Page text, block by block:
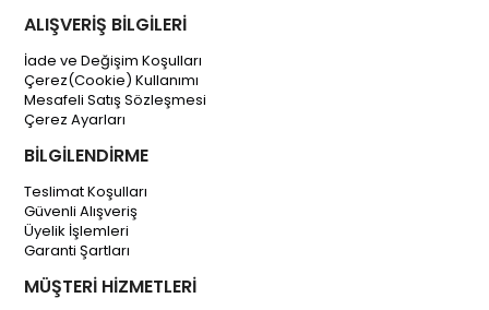
ALIŞVERİŞ BİLGİLERİ
İade ve Değişim Koşulları
Çerez(Cookie) Kullanımı
Mesafeli Satış Sözleşmesi
Çerez Ayarları
BİLGİLENDİRME
Teslimat Koşulları
Güvenli Alışveriş
Üyelik İşlemleri
Garanti Şartları
MÜŞTERİ HİZMETLERİ